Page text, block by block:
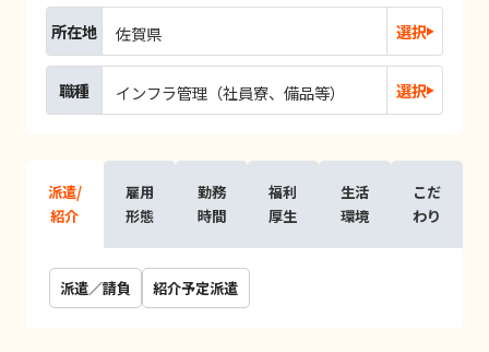
所在地 佐賀県 選択
職種 インフラ管理（社員寮、備品等） 選択
派遣/
紹介
雇用
形態
勤務
時間
福利
厚生
生活
環境
こだ
わり
派遣／請負 紹介予定派遣